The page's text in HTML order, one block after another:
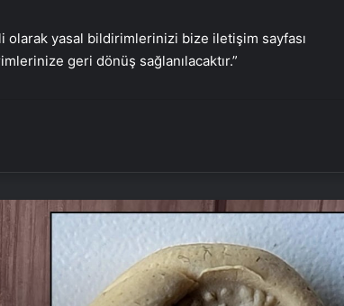
olarak yasal bildirimlerinizi bize iletişim sayfası
geri dönüş sağlanılacaktır.”
İki kardeş tesadüfen bahçede
buldu: O yüzük tarihi eser çıktı!
Yüzyıllardır süslenen kuş sebilleri ve
çanakları
Engelli Semazenlerden Sema
Gösterisi